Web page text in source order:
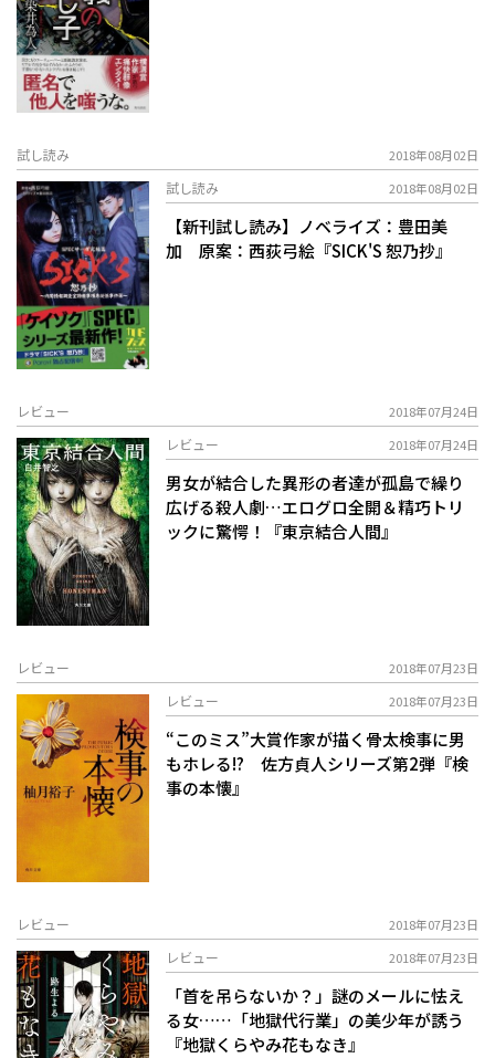
試し読み 2018年08月02日
試し読み 2018年08月02日
【新刊試し読み】ノベライズ：豊田美
加 原案：西荻弓絵『SICK'S 恕乃抄』
レビュー 2018年07月24日
レビュー 2018年07月24日
男女が結合した異形の者達が孤島で繰り
広げる殺人劇…エログロ全開＆精巧トリ
ックに驚愕！『東京結合人間』
レビュー 2018年07月23日
レビュー 2018年07月23日
“このミス”大賞作家が描く骨太検事に男
もホレる!? 佐方貞人シリーズ第2弾『検
事の本懐』
レビュー 2018年07月23日
レビュー 2018年07月23日
「首を吊らないか？」――謎のメールに怯え
る女……「地獄代行業」の美少年が誘う
『地獄くらやみ花もなき』